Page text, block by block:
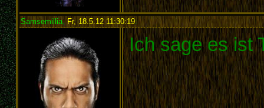
Samsemillia, Fr, 18.5.12 11:30:19:
Ich sage es ist